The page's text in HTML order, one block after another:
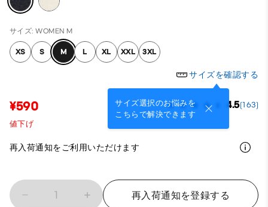
サイズ: WOMEN M
XS S M L XL XXL 3XL
サイズを確認する
サイズ選択のお悩みを
こちらで解決できます
¥590 4.5(163)
値下げ
再入荷通知をご利用いただけます
1 再入荷通知を登録する